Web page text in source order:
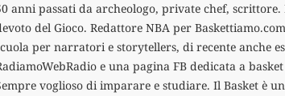
anni passati da archeologo, private chef,
del Gioco. Redattore NBA per
per narratori e storytellers, di recente anche
e una pagina FB dedicata a
voglioso di imparare e studiare. Il Basket è